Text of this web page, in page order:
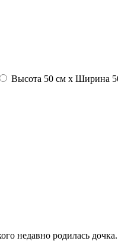
Высота 50 см х Ширина
недавно родилась